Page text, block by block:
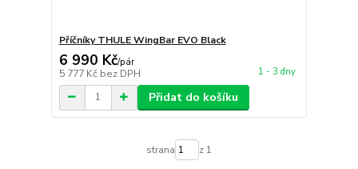
Příčníky THULE WingBar EVO Black
6 990 Kč/pár
5 777 Kč bez DPH 1 - 3 dny
Přidat do košíku
strana z 1